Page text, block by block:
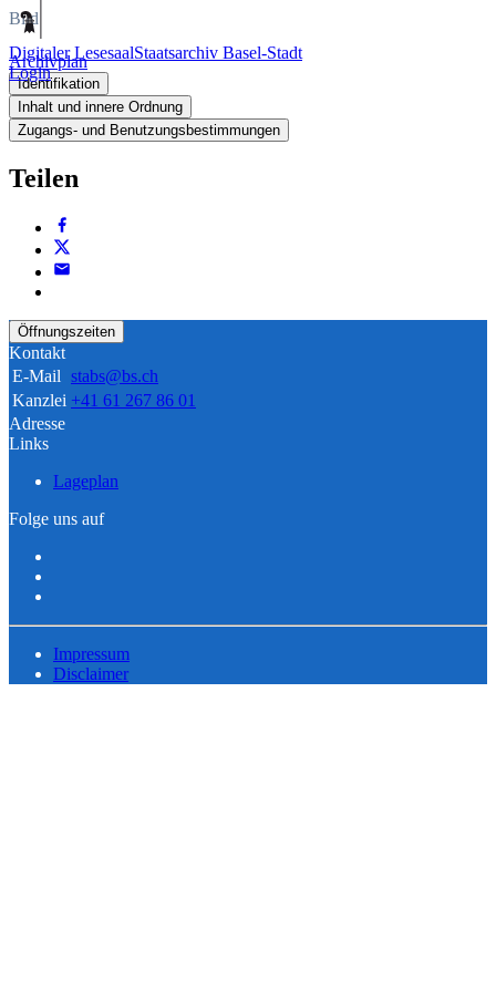
Digitaler LesesaalStaatsarchiv Basel-Stadt
Login
Bild
Archivplan
Identifikation
Inhalt und innere Ordnung
Zugangs- und Benutzungsbestimmungen
Teilen
Öffnungszeiten
Kontakt
E-Mail stabs@bs.ch
Kanzlei +41 61 267 86 01
Adresse
Links
Lageplan
Folge uns auf
Impressum
Disclaimer